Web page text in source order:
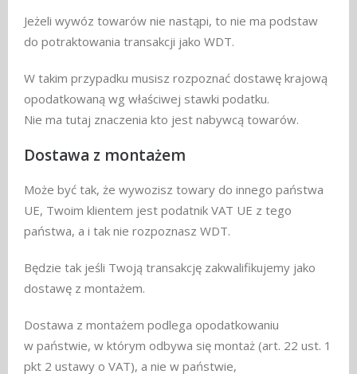
Jeżeli wywóz towarów nie nastąpi, to nie ma podstaw
do potraktowania transakcji jako WDT.
W takim przypadku musisz rozpoznać dostawę krajową
opodatkowaną wg właściwej stawki podatku.
Nie ma tutaj znaczenia kto jest nabywcą towarów.
Dostawa z montażem
Może być tak, że wywozisz towary do innego państwa
UE, Twoim klientem jest podatnik VAT UE z tego
państwa, a i tak nie rozpoznasz WDT.
Będzie tak jeśli Twoją transakcję zakwalifikujemy jako
dostawę z montażem.
Dostawa z montażem podlega opodatkowaniu
w państwie, w którym odbywa się montaż (art. 22 ust. 1
pkt 2 ustawy o VAT), a nie w państwie,